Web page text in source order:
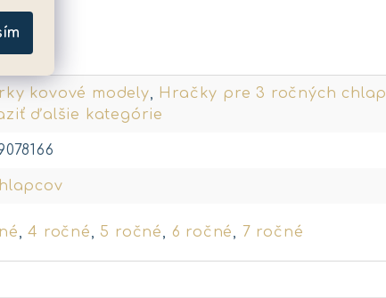
kovové modely, Hračky pre 3 ročných
ďalšie kategórie
,4 ročné, 5 ročné, 6 ročné, 7 ročné